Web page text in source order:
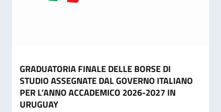
GRADUATORIA FINALE DELLE BORSE DI
STUDIO ASSEGNATE DAL GOVERNO ITALIANO
PER L’ANNO ACCADEMICO 2026-2027 IN
URUGUAY